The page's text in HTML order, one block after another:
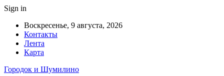
Sign in
Воскресенье, 9 августа, 2026
Контакты
Лента
Карта
Городок и Шумилино